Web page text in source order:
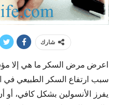
شارك
اعرض مرض السكر ما هي إلا
سبب ارتفاع السكر الطبيعي في
يفرز الأنسولين بشكل كافي، أو